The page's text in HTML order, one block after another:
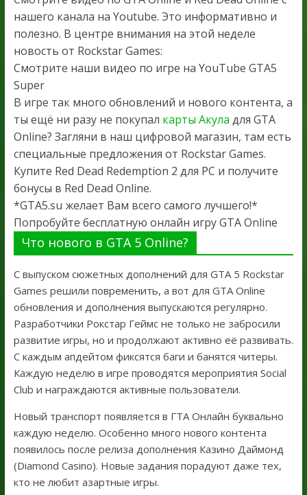
нашего канала на Youtube. Это информативно и
полезно. В центре внимания на этой неделе
новость от Rockstar Games:
Смотрите наши видео по игре на YouTube GTA5
Super
В игре так много обновлений и нового контента, а
ты ещё ни разу не покупал карты Акула для GTA
Online? Загляни в наш цифровой магазин, там есть
специальные предложения от Rockstar Games.
Купите Red Dead Redemption 2 для PC и получите
бонусы в Red Dead Online.
*GTA5.su желает Вам всего самого лучшего!*
Попробуйте бесплатную онлайн игру GTA Online
Что нового в GTA 5 Online?
С выпуском сюжетных дополнений для GTA 5 Rockstar
Games решили повременить, а вот для GTA Online
обновления и дополнения выпускаются регулярно.
Разработчики Рокстар Геймс не только не забросили
развитие игры, но и продолжают активно её развивать.
С каждым апдейтом фиксятся баги и банятся читеры.
Каждую неделю в игре проводятся мероприятия Social
Club и награждаются активные пользователи.
Новый транспорт появляется в ГТА Онлайн буквально
каждую неделю. Особенно много нового контента
появилось после релиза дополнения Казино Даймонд
(Diamond Casino). Новые задания порадуют даже тех,
кто не любит азартные игры.